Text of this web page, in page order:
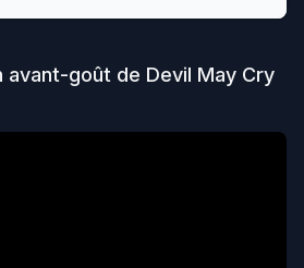
avant-goût de Devil May Cry